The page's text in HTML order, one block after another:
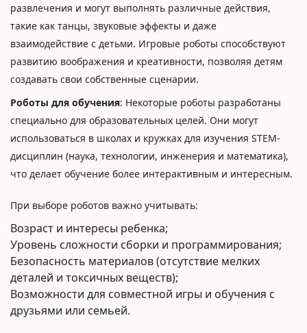
развлечения и могут выполнять различные действия,
такие как танцы, звуковые эффекты и даже
взаимодействие с детьми. Игровые роботы способствуют
развитию воображения и креативности, позволяя детям
создавать свои собственные сценарии.
Роботы для обучения: Некоторые роботы разработаны
специально для образовательных целей. Они могут
использоваться в школах и кружках для изучения STEM-
дисциплин (наука, технологии, инженерия и математика),
что делает обучение более интерактивным и интересным.
При выборе роботов важно учитывать:
Возраст и интересы ребенка;
Уровень сложности сборки и программирования;
Безопасность материалов (отсутствие мелких
деталей и токсичных веществ);
Возможности для совместной игры и обучения с
друзьями или семьей.